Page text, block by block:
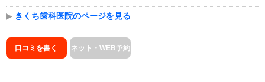
▶ きくち歯科医院のページを見る
口コミを書く ネット・WEB予約